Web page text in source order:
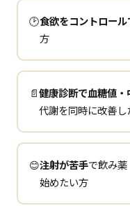
🕑食欲をコントロール
方
📄健康診断で血糖値
代謝を同時に改善し
😊注射が苦手で飲み薬
始めたい方